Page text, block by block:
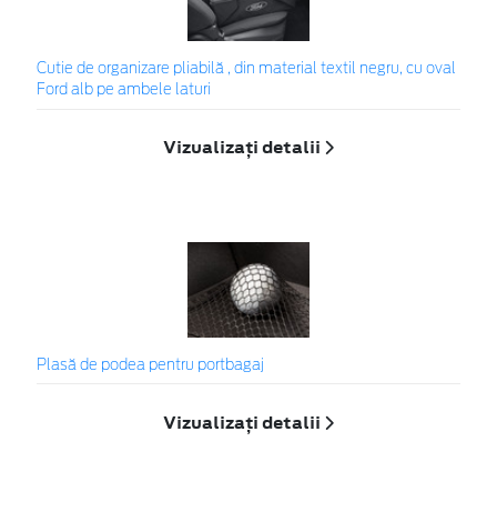
Cutie de organizare pliabilă , din material textil negru, cu oval
Ford alb pe ambele laturi
Vizualizați detalii
Plasă de podea pentru portbagaj
Vizualizați detalii